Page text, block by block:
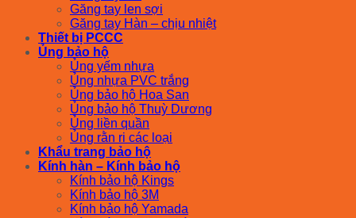
Găng tay len sợi
Găng tay Hàn – chịu nhiệt
Thiết bị PCCC
Ủng bảo hộ
Ủng yếm nhựa
Ủng nhựa PVC trắng
Ủng bảo hộ Hoa San
Ủng bảo hộ Thuỳ Dương
Ủng liền quần
Ủng rằn ri các loại
Khẩu trang bảo hộ
Kính hàn – Kính bảo hộ
Kính bảo hộ Kings
Kính bảo hộ 3M
Kính bảo hộ Yamada